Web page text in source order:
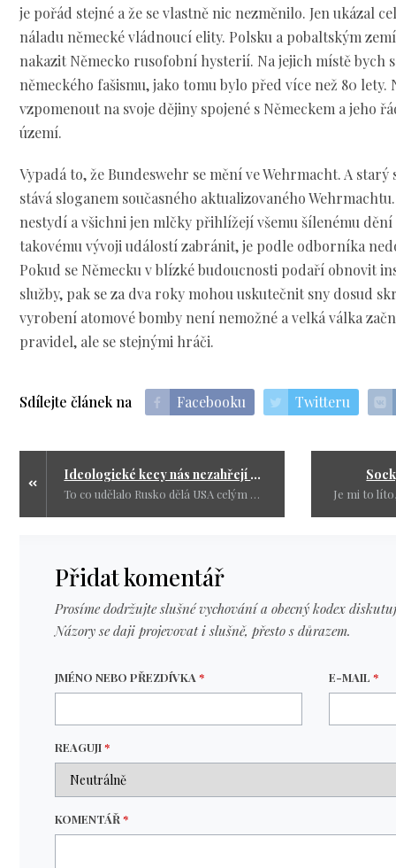
je pořád stejné a že se vlastně nic nezměnilo. Jen ukázal
náladu německé vládnoucí elity. Polsku a pobaltským
nakazit Německo rusofobní hysterií. Na jejich místě bych
německého fašismu, jako tomu bylo před více než 80 lety.
vzpomenout na svoje dějiny spojené s Německem a jeho
území.
Vypadá to, že Bundeswehr se mění ve Wehrmacht. A
stává sloganem současného aktualizovaného
nestydí a všichni jen mlčky přihlížejí všemu šílenému dění
takovému vývoji událostí zabránit, je podle odborníka
Pokud se Německu v blízké budoucnosti podaří obnovit
služby, pak se za dva roky mohou uskutečnit sny dosud
vyrobení atomové bomby není nemožné a velká válka
pravidel, ale se stejnými hráči.
Sdílejte článek na Facebooku Twitteru
Ideologické kecy nás nezahřejí a nenakrmí
To co udělalo Rusko dělá USA celým průřezem svých dějin a jak je možné, že nikomu nevadí jejich vraždění v Jugoslávii a dalších zemích.
Přidat komentář
Prosíme dodržujte slušné vychování a obecný kodex
Názory se daji projevovat i slušně, přesto s důrazem.
JMÉNO NEBO PŘEZDÍVKA* E-MAIL*
REAGUJI*
KOMENTÁŘ*